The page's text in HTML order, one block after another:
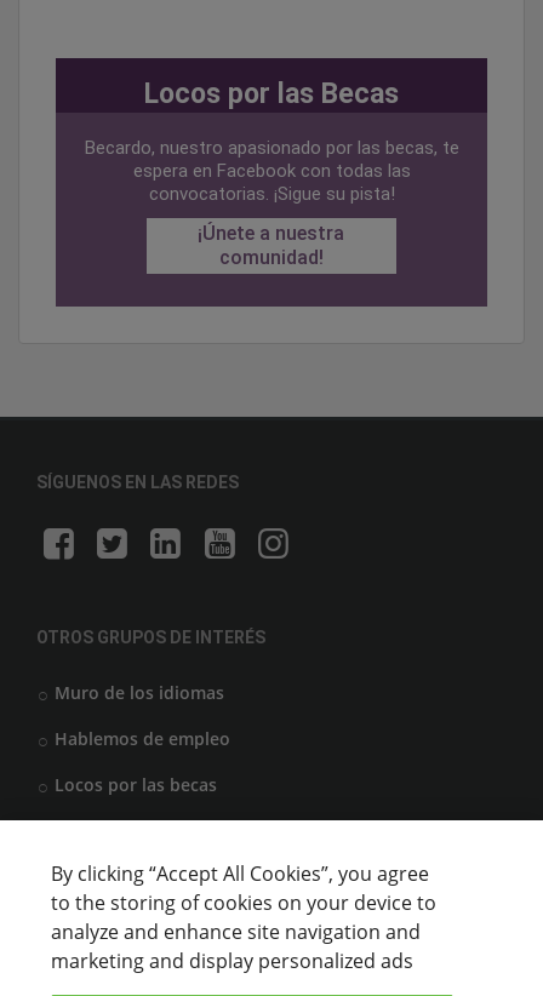
Locos por las Becas
Becardo, nuestro apasionado por las becas, te
espera en Facebook con todas las
convocatorias. ¡Sigue su pista!
¡Únete a nuestra
comunidad!
SÍGUENOS EN LAS REDES
OTROS GRUPOS DE INTERÉS
Muro de los idiomas
Hablemos de empleo
Locos por las becas
CENTROS DE FORMACIÓN
Anunciar cursos
By clicking “Accept All Cookies”, you agree
to the storing of cookies on your device to
analyze and enhance site navigation and
marketing and display personalized ads